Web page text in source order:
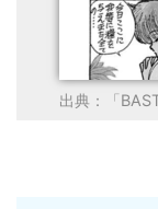
出典：「